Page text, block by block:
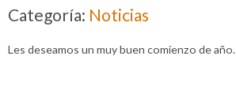
Categoría: Noticias
Les deseamos un muy buen comienzo de año.